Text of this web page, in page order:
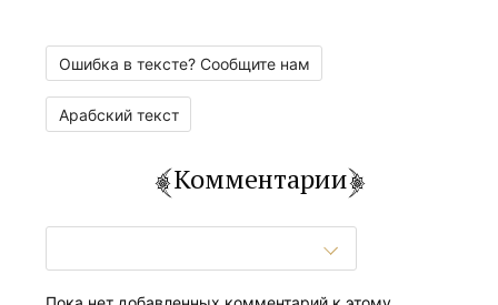
Ошибка в тексте? Сообщите нам
Арабский текст
Комментарии